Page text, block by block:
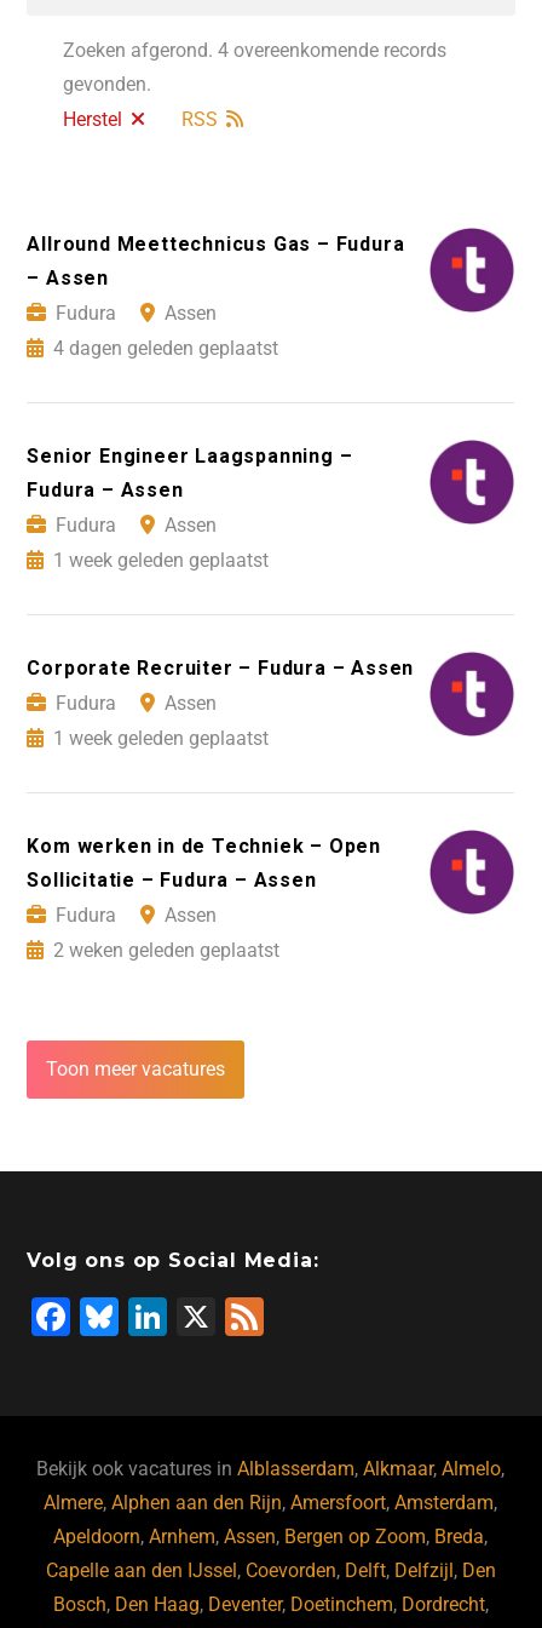
Zoeken afgerond. 4 overeenkomende records
gevonden.
Herstel
RSS
Allround Meettechnicus Gas – Fudura
– Assen
Fudura
Assen
4 dagen geleden geplaatst
Senior Engineer Laagspanning –
Fudura – Assen
Fudura
Assen
1 week geleden geplaatst
Corporate Recruiter – Fudura – Assen
Fudura
Assen
1 week geleden geplaatst
Kom werken in de Techniek – Open
Sollicitatie – Fudura – Assen
Fudura
Assen
2 weken geleden geplaatst
Toon meer vacatures
Volg ons op Social Media:
F
b
o
o
k
Bl
ky
Li
dI
n
X
Bekijk ook vacatures inAlblasserdam,Alkmaar,Almelo,
Almere,Alphen aan den Rijn,Amersfoort,Amsterdam,
Apeldoorn,Arnhem,Assen, Bergen op Zoom, Breda,
Capelle aan den IJssel , Coevorden, Delft, Delfzijl , Den
Bosch, Den Haag, Deventer, Doetinchem, Dordrecht,